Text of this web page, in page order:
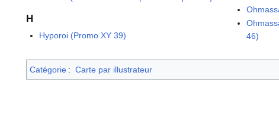
H
Hyporoi (Promo XY 39)
46)
Catégorie : Carte par illustrateur